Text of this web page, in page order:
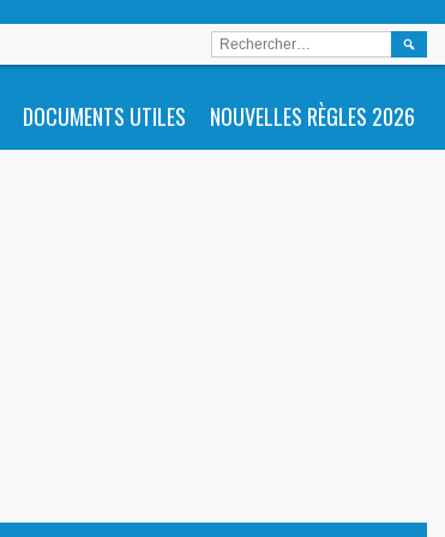
DOCUMENTS UTILES NOUVELLES RÈGLES 2026